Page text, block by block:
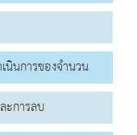
นินการของจำนวน
ะการลบ